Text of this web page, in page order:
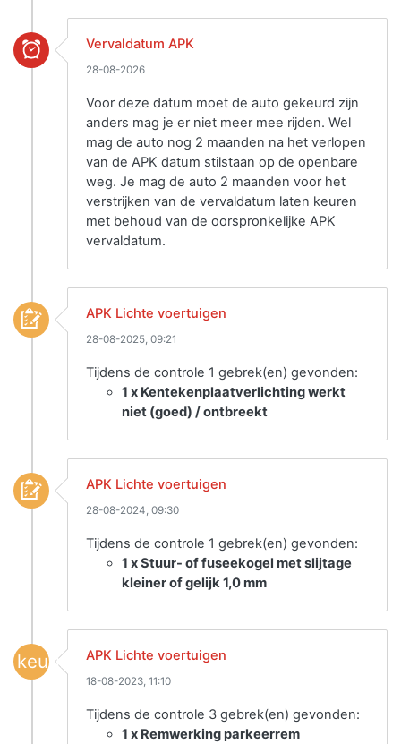
Vervaldatum APK
28-08-2026
Voor deze datum moet de auto gekeurd zijn
anders mag je er niet meer mee rijden. Wel
mag de auto nog 2 maanden na het verlopen
van de APK datum stilstaan op de openbare
weg. Je mag de auto 2 maanden voor het
verstrijken van de vervaldatum laten keuren
met behoud van de oorspronkelijke APK
vervaldatum.
APK Lichte voertuigen
28-08-2025, 09:21
Tijdens de controle 1 gebrek(en) gevonden:
1 x Kentekenplaatverlichting werkt
niet (goed) / ontbreekt
APK Lichte voertuigen
28-08-2024, 09:30
Tijdens de controle 1 gebrek(en) gevonden:
1 x Stuur- of fuseekogel met slijtage
kleiner of gelijk 1,0 mm
keuring APK Lichte voertuigen
18-08-2023, 11:10
Tijdens de controle 3 gebrek(en) gevonden:
1 x Remwerking parkeerrem